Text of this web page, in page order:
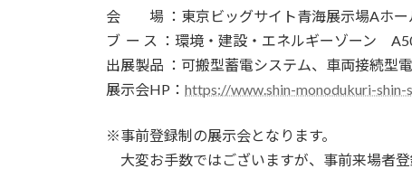
会 場 ：東京ビッグサイト青海展示場Aホー
ブ ー ス ：環境・建設・エネルギーゾーン
出展製品 ：可搬型蓄電システム、車両接続型
展示会HP： https://www.shin-monodukuri-shin-
※事前登録制の展示会となります。
大変お手数ではございますが、事前来場者登